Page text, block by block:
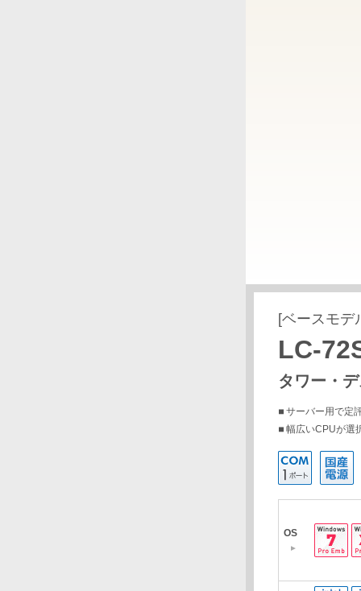
[ベースモデ
LC-
タワー・
サーバー用で定
幅広いCPUが選
OS